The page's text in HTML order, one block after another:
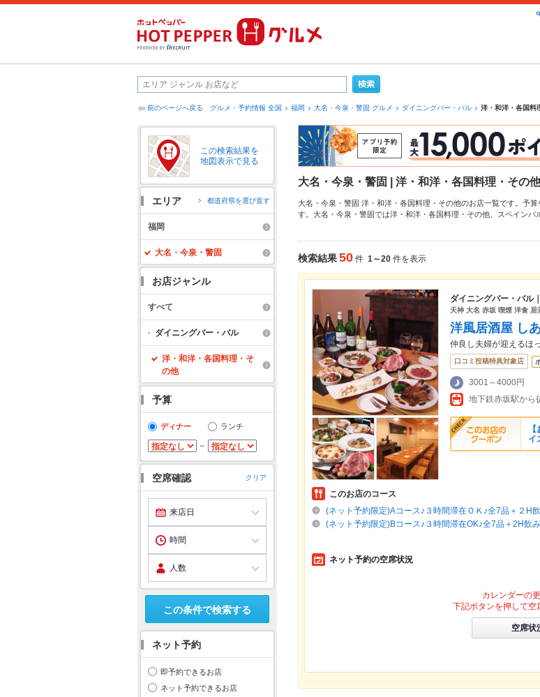
前のページへ戻る グルメ・予約情報 全国 福岡 大名・今泉・警固 グルメ ダイニングバー・バル 洋・和洋・各国料
この検索結果を
地図表示で見る
エリア 都道府県を選び直す
福岡
大名・今泉・警固
お店ジャンル
すべて
ダイニングバー・バル
洋・和洋・各国料理・そ
の他
予算
ディナー ランチ
～
空席確認 クリア
この条件で検索する
ネット予約
即予約できるお店
ネット予約できるお店
大名・今泉・警固 | 洋・和洋・各国料理・その
大名・今泉・警固 洋・和洋・各国料理・その他のお店一覧です。予
す。大名・今泉・警固では洋・和洋・各国料理・その他、 スペインバ
検索結果50 件 1～20 件を表示
ダイニングバー・バル
天神 大名 赤坂 喫煙 洋食 居
洋風居酒屋 し
仲良し夫婦が迎えるほ
口コミ投稿特典対象店
3001～4000円
地下鉄赤坂駅から
イ
このお店のコース
(ネット予約限定)Aコース♪３時間滞在ＯＫ♪全7品＋２
(ネット予約限定)Bコース♪３時間滞在OK♪全7品＋2H
ネット予約の空席状況
カレンダーの
下記ボタンを押して空
空席状